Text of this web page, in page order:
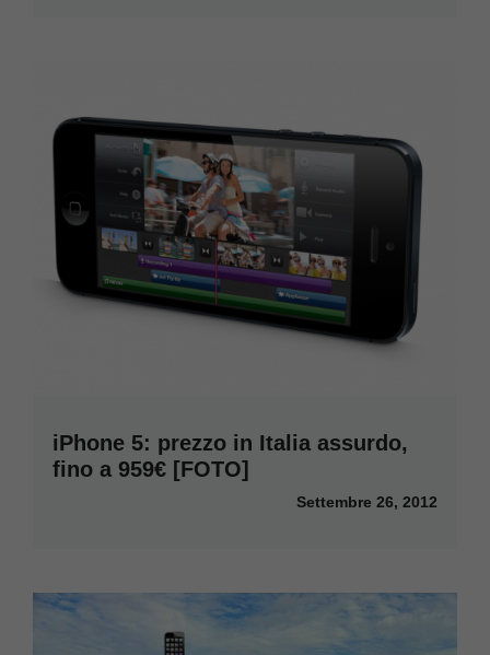
iPhone 5: prezzo in Italia assurdo,
fino a 959€ [FOTO]
Settembre 26, 2012